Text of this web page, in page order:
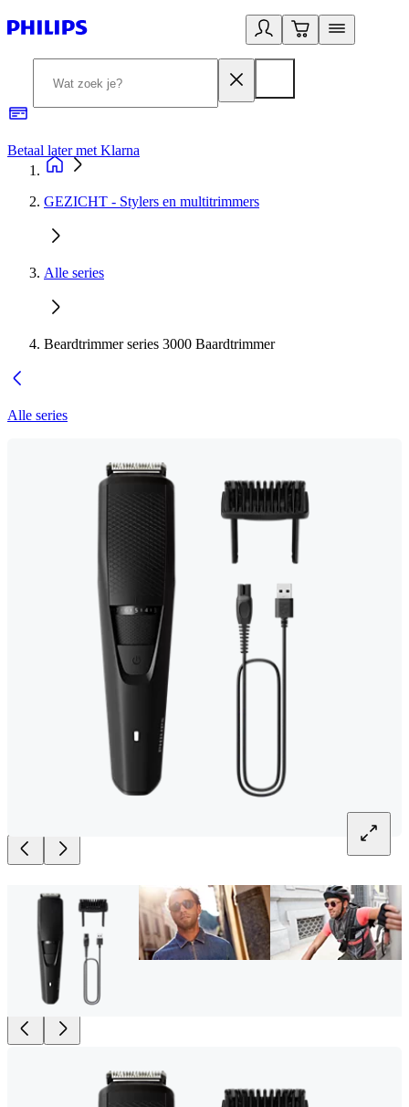
Betaal later met Klarna
GEZICHT - Stylers en multitrimmers
Alle series
Beardtrimmer series 3000 Baardtrimmer
Alle series